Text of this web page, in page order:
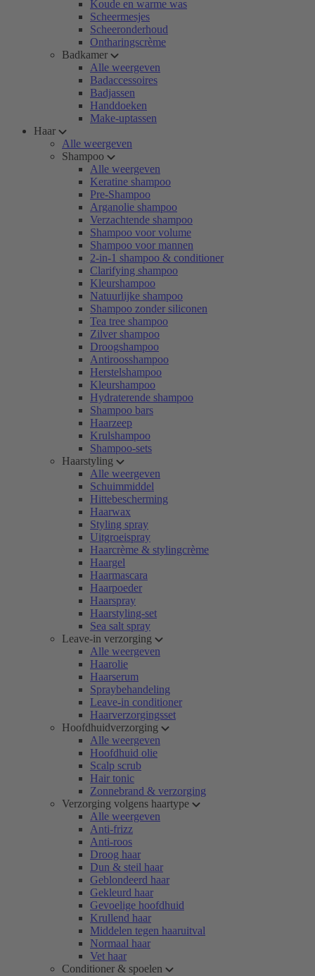
Koude en warme was
Scheermesjes
Scheeronderhoud
Ontharingscrème
Badkamer
Alle weergeven
Badaccessoires
Badjassen
Handdoeken
Make-uptassen
Haar
Alle weergeven
Shampoo
Alle weergeven
Keratine shampoo
Pre-Shampoo
Arganolie shampoo
Verzachtende shampoo
Shampoo voor volume
Shampoo voor mannen
2-in-1 shampoo & conditioner
Clarifying shampoo
Kleurshampoo
Natuurlijke shampoo
Shampoo zonder siliconen
Tea tree shampoo
Zilver shampoo
Droogshampoo
Antiroosshampoo
Herstelshampoo
Kleurshampoo
Hydraterende shampoo
Shampoo bars
Haarzeep
Krulshampoo
Shampoo-sets
Haarstyling
Alle weergeven
Schuimmiddel
Hittebescherming
Haarwax
Styling spray
Uitgroeispray
Haarcrème & stylingcrème
Haargel
Haarmascara
Haarpoeder
Haarspray
Haarstyling-set
Sea salt spray
Leave-in verzorging
Alle weergeven
Haarolie
Haarserum
Spraybehandeling
Leave-in conditioner
Haarverzorgingsset
Hoofdhuidverzorging
Alle weergeven
Hoofdhuid olie
Scalp scrub
Hair tonic
Zonnebrand & verzorging
Verzorging volgens haartype
Alle weergeven
Anti-frizz
Anti-roos
Droog haar
Dun & steil haar
Geblondeerd haar
Gekleurd haar
Gevoelige hoofdhuid
Krullend haar
Middelen tegen haaruitval
Normaal haar
Vet haar
Conditioner & spoelen